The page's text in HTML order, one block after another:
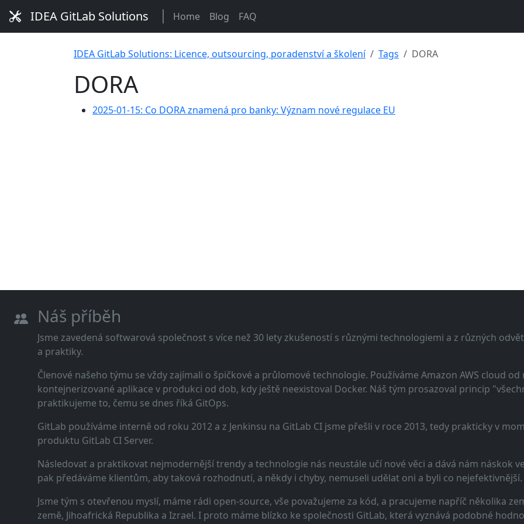
IDEA GitLab Solutions Home Blog FAQ
IDEA GitLab Solutions: Licence, outsourcing, poradenství a školení Tags DORA
DORA
2025-01-15: Co DORA znamená pro banky: Význam nové regulace EU
Náš příběh
Jsme zavedená softwarová společnost s více než 30 lety zkušeností s různými technologiemi a z různých
a praktiky.
Členové našeho týmu se vždy zajímali o špičkové a průlomové technologie. Používáme Amazon AWS cloud
kontejnerizované aplikace v produkci od dob, kdy ještě neexistoval Docker. Náš tým prosazoval princip
praktikujeme to, čemu se dnes říká GitOps.
GitLab používáme interně od roku 2012 a z Jenkinsu na GitLab CI jsme přešli v roce 2013, tedy prakticky v
produktu GitLab CI Server.
Následovat a praktikovat nejmodernější trendy a technologie nás neustále učí nové věci a dává nám náskok
pak předáváme klientům, aby taková rozhodnutí, a někdy i chyby, nemuseli udělat oni a byli co nejefektivnější.
Jsme tým s otevřenou myslí, máme rádi open-source, vše považujeme za kód, a pracujeme napříč několika
země, Jihoafrická Republika a Izrael. I proto máme blízko ke společnosti GitLab, která vyznává podobné